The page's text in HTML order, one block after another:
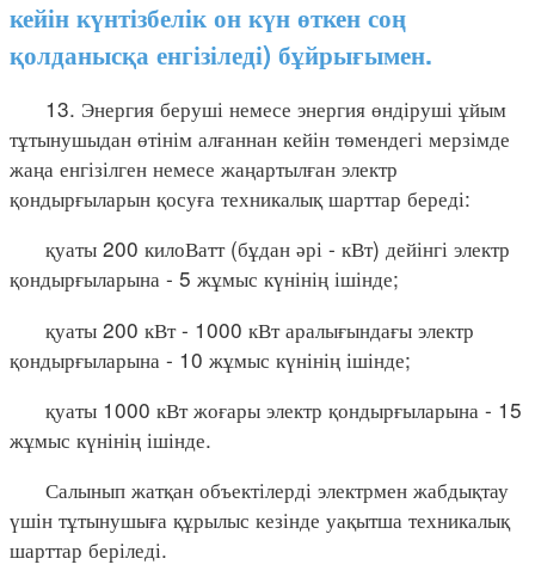
кейін күнтізбелік он күн өткен соң
қолданысқа енгізіледі) бұйрығымен.
13. Энергия беруші немесе энергия өндіруші ұйым
тұтынушыдан өтінім алғаннан кейін төмендегі мерзімде
жаңа енгізілген немесе жаңартылған электр
қондырғыларын қосуға техникалық шарттар береді:
қуаты 200 килоВатт (бұдан әрі - кВт) дейінгі электр
қондырғыларына - 5 жұмыс күнінің ішінде;
қуаты 200 кВт - 1000 кВт аралығындағы электр
қондырғыларына - 10 жұмыс күнінің ішінде;
қуаты 1000 кВт жоғары электр қондырғыларына - 15
жұмыс күнінің ішінде.
Салынып жатқан объектілерді электрмен жабдықтау
үшін тұтынушыға құрылыс кезінде уақытша техникалық
шарттар беріледі.